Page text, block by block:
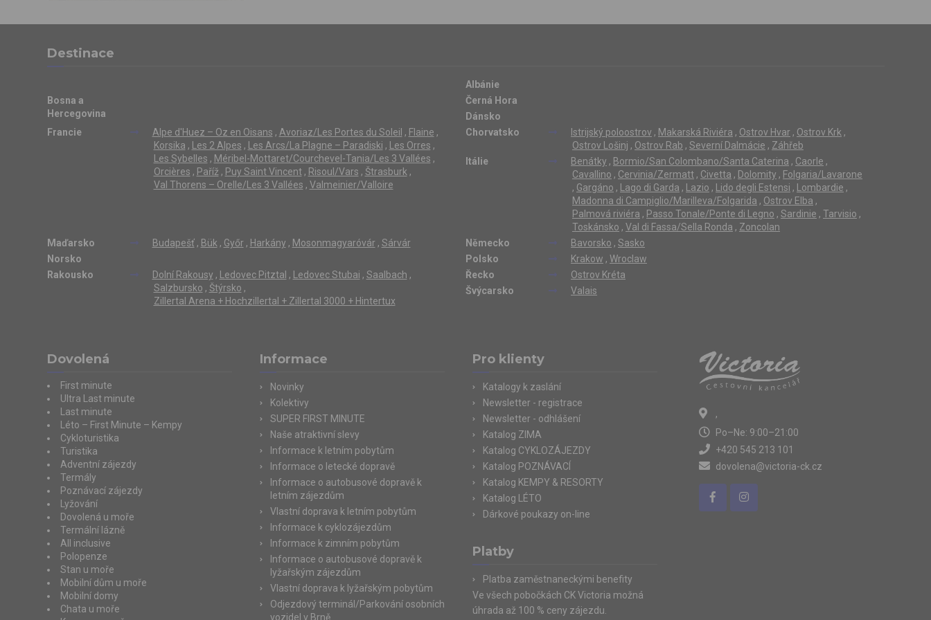
Destinace
Albánie
Bosna a
Hercegovina
Černá Hora
Dánsko
Francie
Alpe d'Huez – Oz en Oisans , Avoriaz/Les Portes du Soleil , Flaine ,
Korsika , Les 2 Alpes , Les Arcs/La Plagne – Paradiski , Les Orres ,
Les Sybelles , Méribel-Mottaret/Courchevel-Tania/Les 3 Vallées ,
Orcières , Paříž, Puy Saint Vincent, Risoul/Vars , Štrasburk,
Val Thorens – Orelle/Les 3 Vallées , Valmeinier/Valloire
Chorvatsko Istrijský poloostrov , Makarská Riviéra , Ostrov Hvar , Ostrov Krk ,
Ostrov Lošinj , Ostrov Rab , Severní Dalmácie , Záhřeb
Itálie
Benátky , Bormio/San Colombano/Santa Caterina , Caorle ,
Cavallino , Cervinia/Zermatt , Civetta , Dolomity , Folgaria/Lavarone
, Gargáno , Lago di Garda , Lazio , Lido degli Estensi , Lombardie ,
Madonna di Campiglio/Marilleva/Folgarida , Ostrov Elba ,
Palmová riviéra , Passo Tonale/Ponte di Legno , Sardinie , Tarvisio ,
Toskánsko , Val di Fassa/Sella Ronda , Zoncolan
Maďarsko
Budapešť, Bük, Győr , Harkány , Mosonmagyaróvár , Sárvár Německo Bavorsko , Sasko
Norsko
Polsko Krakow , Wroclaw
Rakousko
Dolní Rakousy , Ledovec Pitztal , Ledovec Stubai , Saalbach ,
Salzbursko , Štýrsko ,
Zillertal Arena + Hochzillertal + Zillertal 3000 + Hintertux
Řecko
Ostrov Kréta
Švýcarsko
Valais
Dovolená
First minute
Ultra Last minute
Last minute
Léto – First Minute – Kempy
Cykloturistika
Turistika
Adventní zájezdy
Termály
Poznávací zájezdy
Lyžování
Dovolená u moře
Termální lázně
All inclusive
Polopenze
Stan u moře
Mobilní dům u moře
Mobilní domy
Chata u moře
Informace
Novinky
Kolektivy
SUPER FIRST MINUTE
Naše atraktivní slevy
Informace k letním pobytům
Informace o letecké dopravě
Informace o autobusové dopravě k
letním zájezdům
Vlastní doprava k letním pobytům
Informace k cyklozájezdům
Informace k zimním pobytům
Informace o autobusové dopravě k
lyžařským zájezdům
Vlastní doprava k lyžařským pobytům
Odjezdový terminál/Parkování osobních
vozidel v Brně
Pro klienty
Katalogy k zaslání
Newsletter - registrace
Newsletter - odhlášení
Katalog ZIMA
Katalog CYKLOZÁJEZDY
Katalog POZNÁVACÍ
Katalog KEMPY & RESORTY
Katalog LÉTO
Dárkové poukazy on-line
Platby
Platba zaměstnaneckými benefity
Ve všech pobočkách CK Victoria možná
úhrada až 100 % ceny zájezdu.
,
Po–Ne: 9:00–21:00
+420 545 213 101
dovolena@victoria-ck.cz